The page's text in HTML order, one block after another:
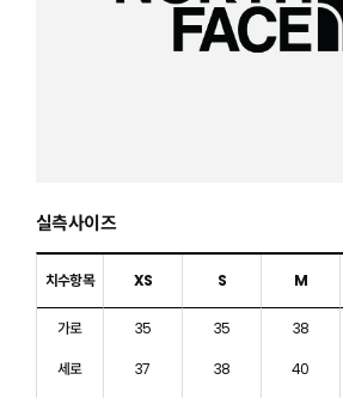
실측사이즈
치수항목 XS S M
가로 35 35 38
세로
37 38 40